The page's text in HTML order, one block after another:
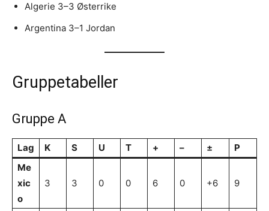
Algerie 3–3 Østerrike
Argentina 3–1 Jordan
Gruppetabeller
Gruppe A
Lag K S U T + – ±
P
Me
xic
o
3 3 0 0 6 0 +6 9